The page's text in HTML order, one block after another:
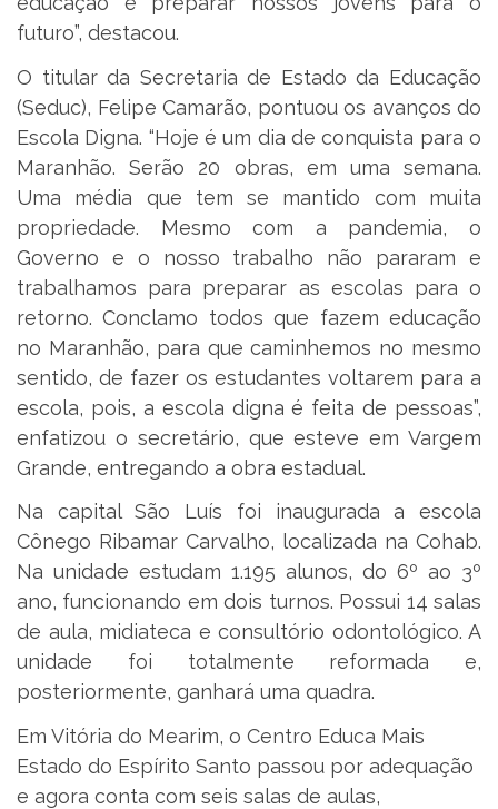
futuro”, destacou.
O titular da Secretaria de Estado da Educação
(Seduc), Felipe Camarão, pontuou os avanços do
Escola Digna. “Hoje é um dia de conquista para o
Maranhão. Serão 20 obras, em uma semana.
Uma média que tem se mantido com muita
propriedade. Mesmo com a pandemia, o
Governo e o nosso trabalho não pararam e
trabalhamos para preparar as escolas para o
retorno. Conclamo todos que fazem educação
no Maranhão, para que caminhemos no mesmo
sentido, de fazer os estudantes voltarem para a
escola, pois, a escola digna é feita de pessoas”,
enfatizou o secretário, que esteve em Vargem
Grande, entregando a obra estadual.
Na capital São Luís foi inaugurada a escola
Cônego Ribamar Carvalho, localizada na Cohab.
Na unidade estudam 1.195 alunos, do 6º ao 3º
ano, funcionando em dois turnos. Possui 14 salas
de aula, midiateca e consultório odontológico. A
unidade foi totalmente reformada e,
posteriormente, ganhará uma quadra.
Em Vitória do Mearim, o Centro Educa Mais
Estado do Espírito Santo passou por adequação
e agora conta com seis salas de aulas,